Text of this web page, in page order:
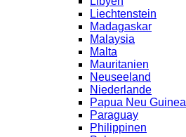
Liechtenstein
Madagaskar
Malaysia
Malta
Mauritanien
Neuseeland
Niederlande
Papua Neu Guinea
Paraguay
Philippinen